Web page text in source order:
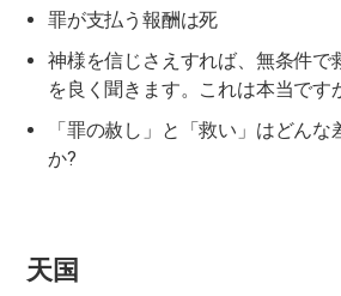
罪が支払う報酬は死
神様を信じさえすれば、無条件で
を良く聞きます。これは本当です
「罪の赦し」と「救い」はどんな
か?
天国